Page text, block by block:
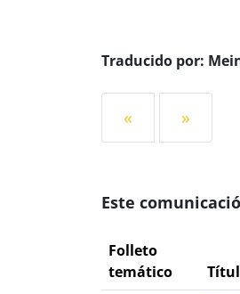
Traducido por:
« »
Este
Folleto
temático